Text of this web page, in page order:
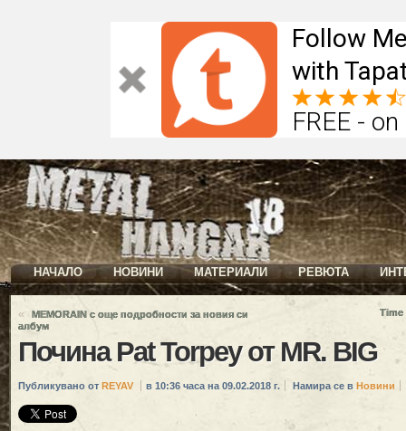
Follow
with
FREE -
НАЧАЛО НОВИНИ МАТЕРИАЛИ РЕВЮТА
«
MEMORAIN с още подробности за новия си
албум
Time
Почина Pat Torpey от MR. BIG
Публикувано от REYAV в 10:36 часа на 09.02.2018 г. Намира се в Новини